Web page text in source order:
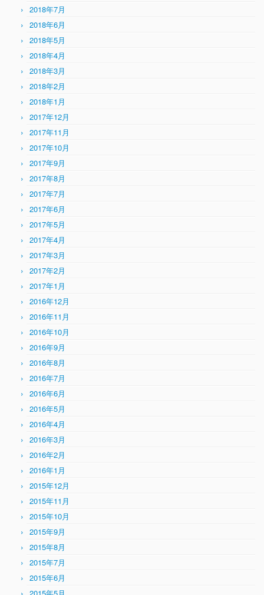
2018年7月
2018年6月
2018年5月
2018年4月
2018年3月
2018年2月
2018年1月
2017年12月
2017年11月
2017年10月
2017年9月
2017年8月
2017年7月
2017年6月
2017年5月
2017年4月
2017年3月
2017年2月
2017年1月
2016年12月
2016年11月
2016年10月
2016年9月
2016年8月
2016年7月
2016年6月
2016年5月
2016年4月
2016年3月
2016年2月
2016年1月
2015年12月
2015年11月
2015年10月
2015年9月
2015年8月
2015年7月
2015年6月